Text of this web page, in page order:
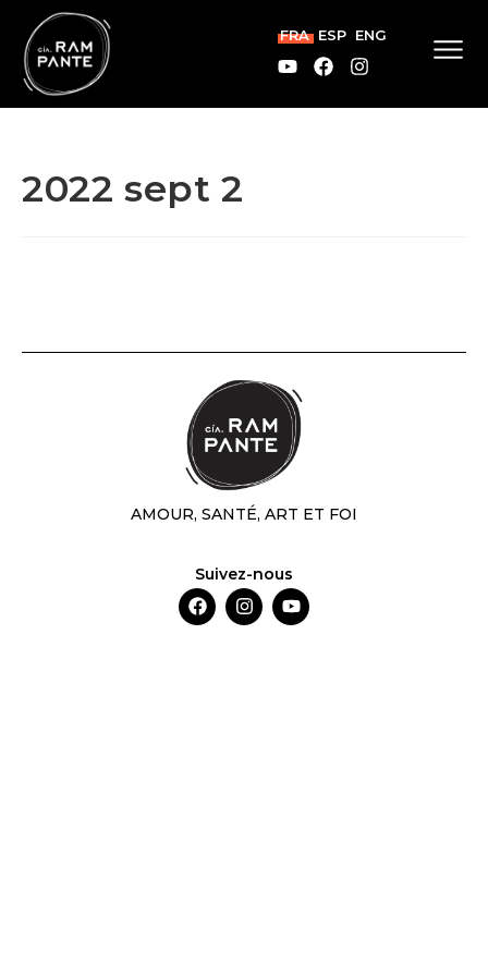
FRA ESP ENG
2022 sept 2
AMOUR, SANTÉ, ART ET FOI
Suivez-nous